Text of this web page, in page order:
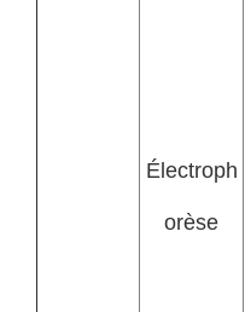
Électroph
orèse